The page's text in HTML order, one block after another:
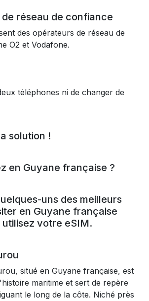
de réseau de confiance
des opérateurs de réseau de
O2 et Vodafone.
téléphones ni de changer de
solution !
en Guyane française ?
uns des meilleurs
en Guyane française
votre eSIM.
situé en Guyane française, est
maritime et sert de repère
le long de la côte. Niché près